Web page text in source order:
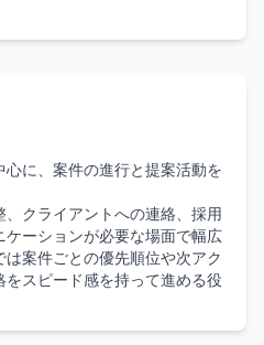
きました。これらの経験より
リング役としての起用にも適
ラ領域へ挑戦し、LINE連携
テム構築を担当。領域が分断
景を理解したコミュニケーシ
した。
め開発だけではなく、プロジ
に、案件の進行と提案活動を
クライアントへの連絡、採用
ーションが必要な場面で幅広
案件ごとの優先順位や次アク
スピード感を持って進める役